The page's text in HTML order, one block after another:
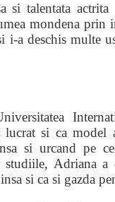
si talentata
mondena prin
i-a deschis multe
si ca model
si urcand pe
Adriana a
si ca si gazda